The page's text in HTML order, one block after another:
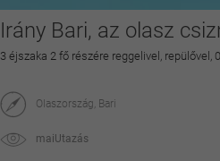
Irány Bari, az olasz
3 éjszaka 2 fő részére reggelivel, repülővel,
Olaszország, Bari
maiUtazás